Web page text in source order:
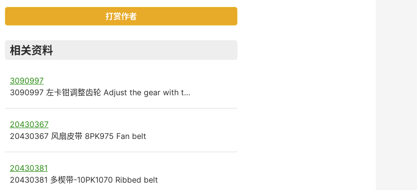
打赏作者
相关资料
3090997
3090997 左卡钳调整齿轮 Adjust the gear with t…
20430367
20430367 风扇皮带 8PK975 Fan belt
20430381
20430381 多楔带-10PK1070 Ribbed belt